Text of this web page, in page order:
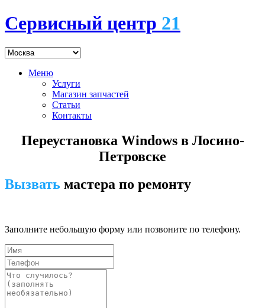
Сервисный центр 21
Меню
Услуги
Магазин запчастей
Статьи
Контакты
Переустановка Windows в Лосино-
Петровске
Вызвать мастера по ремонту
Заполните небольшую форму или позвоните по телефону.